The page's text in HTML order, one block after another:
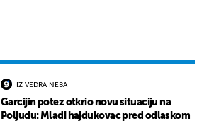
IZ VEDRA NEBA
Garcijin potez otkrio novu situaciju na
Poljudu: Mladi hajdukovac pred odlaskom